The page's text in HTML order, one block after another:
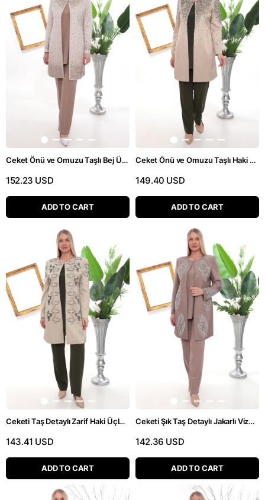
Ceket Önü ve Omuzu Taşlı Bej Üçlü Pantolonlu Takım
152.23 USD
ADD TO CART
Ceket Önü ve Omuzu Taşlı Haki Üçlü Pantolonlu Takım
149.40 USD
ADD TO CART
Ceketi Taş Detaylı Zarif Haki Üçlü Pantolonlu Takım
143.41 USD
ADD TO CART
Ceketi Şık Taş Detaylı Jakarlı Vizon Üçlü Pantolonlu Takım
142.36 USD
ADD TO CART